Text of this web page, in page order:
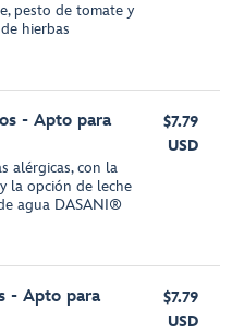
pesto de tomate y
hierbas
- Apto para
alérgicas, con la
la opción de leche
agua DASANI®
$7.79
USD
- Apto para
$7.79
USD